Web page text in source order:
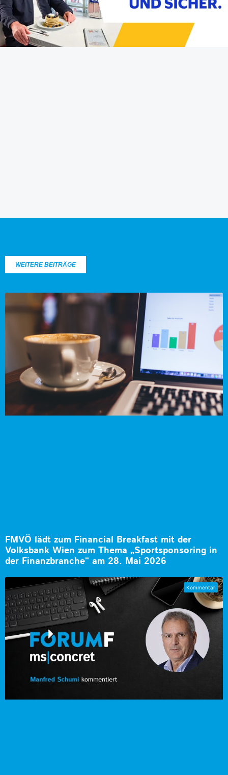
WEITERE BEITRÄGE
FMVÖ lädt zum Financial Breakfast mit der
Volksbank Wien zum Thema „Sportsponsoring in
der Finanzbranche“ am 28. Mai 2026